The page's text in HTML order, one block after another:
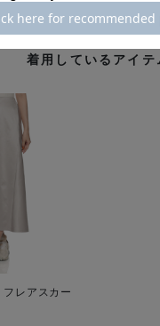
着用しているアイテ
レアスカー